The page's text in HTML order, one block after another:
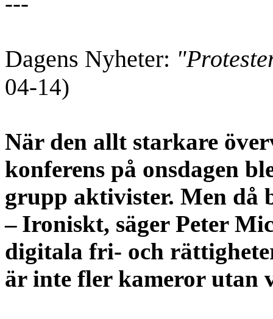
Dagens Nyheter:
04-14)
När den allt starkare
konferens på onsdagen
grupp aktivister. Men då
– Ironiskt, säger Peter
digitala fri- och
är inte fler kameror utan